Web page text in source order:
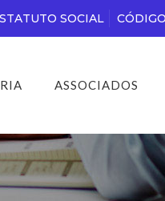
SOCIAL
ASSOCIADOS